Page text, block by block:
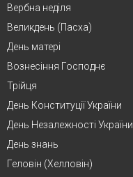
Вербна неділя
Великдень (Пасха)
День матері
Вознесіння Господнє
Трійця
День Конституції України
День Незалежності України
День знань
Геловін (Хелловін)